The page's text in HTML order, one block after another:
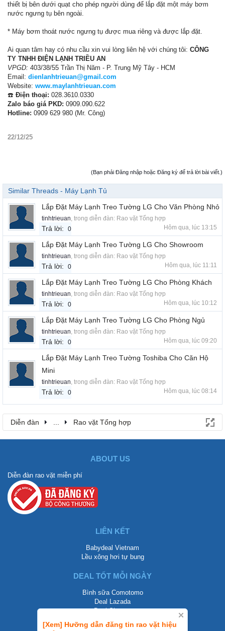
[Xem] Hưỡng dẫn đăng tin rao vặt hiệu
thiết bị bên dưới quạt cho phép người dùng để lắp đặt một máy bơm
nước ngưng tụ bên ngoài.
* Máy bơm thoát nước ngưng tụ được mua riêng và được lắp đặt.
Ai quan tâm hay có nhu cầu xin vui lòng liên hệ với chúng tôi: CÔNG
TY TNHH ĐIỆN LẠNH TRIỀU AN
VPGD: 403/38/55 Trần Thị Năm - P. Trung Mỹ Tây - HCM
Email: dienlanhtrieuan@gmail.com
Website: www.maylanhtrieuan.com
☎️ Điện thoại: 028.3610.0330
Zalo báo giá PKD: 0909.090.622
Hotline: 0909 629 980 (Mr. Công)
22/12/25
(Bạn phải Đăng nhập hoặc Đăng ký để trả lời bài viết.)
Similar Threads - Máy Lạnh Tủ
Lắp Đặt Máy Lạnh Treo Tường LG Cho Văn Phòng Nhỏ
tinhtrieuan, trong diễn đàn: Rao vặt Tổng hợp
Trả lời: 0 Hôm qua, lúc 13:15
Lắp Đặt Máy Lạnh Treo Tường LG Cho Showroom
tinhtrieuan, trong diễn đàn: Rao vặt Tổng hợp
Trả lời: 0 Hôm qua, lúc 11:11
Lắp Đặt Máy Lạnh Treo Tường LG Cho Phòng Khách
tinhtrieuan, trong diễn đàn: Rao vặt Tổng hợp
Trả lời: 0 Hôm qua, lúc 10:12
Lắp Đặt Máy Lạnh Treo Tường LG Cho Phòng Ngủ
tinhtrieuan, trong diễn đàn: Rao vặt Tổng hợp
Trả lời: 0 Hôm qua, lúc 09:20
Lắp Đặt Máy Lạnh Treo Tường Toshiba Cho Căn Hộ
Mini
tinhtrieuan, trong diễn đàn: Rao vặt Tổng hợp
Trả lời: 0 Hôm qua, lúc 08:14
Diễn đàn ... Rao vặt Tổng hợp
ABOUT US
Diễn đàn rao vặt miễn phí
LIÊN KẾT
Babydeal Vietnam
Lều xông hơi tự bung
DEAL TỐT MỖI NGÀY
Bình sữa Comotomo
Deal Lazada
Deal Shopee